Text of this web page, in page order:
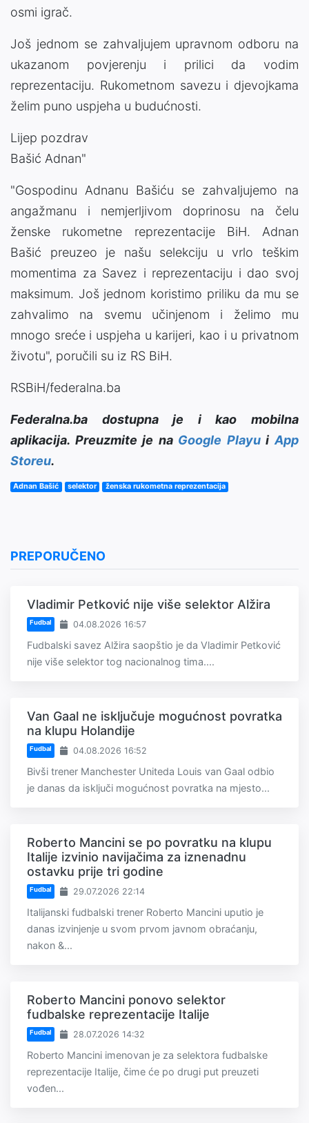
osmi igrač.
Još jednom se zahvaljujem upravnom odboru na
ukazanom povjerenju i prilici da vodim
reprezentaciju. Rukometnom savezu i djevojkama
želim puno uspjeha u budućnosti.
Lijep pozdrav
Bašić Adnan"
"Gospodinu Adnanu Bašiću se zahvaljujemo na
angažmanu i nemjerljivom doprinosu na čelu
ženske rukometne reprezentacije BiH. Adnan
Bašić preuzeo je našu selekciju u vrlo teškim
momentima za Savez i reprezentaciju i dao svoj
maksimum. Još jednom koristimo priliku da mu se
zahvalimo na svemu učinjenom i želimo mu
mnogo sreće i uspjeha u karijeri, kao i u privatnom
životu", poručili su iz RS BiH.
RSBiH/federalna.ba
Federalna.ba dostupna je i kao mobilna
aplikacija. Preuzmite je na Google PlayuiApp
Storeu.
Adnan Bašić selektor ženska rukometna reprezentacija
PREPORUČENO
Vladimir Petković nije više selektor Alžira
Fudbal 04.08.2026 16:57
Fudbalski savez Alžira saopštio je da Vladimir Petković
nije više selektor tog nacionalnog tima....
Van Gaal ne isključuje mogućnost povratka
na klupu Holandije
Fudbal 04.08.2026 16:52
Bivši trener Manchester Uniteda Louis van Gaal odbio
je danas da isključi mogućnost povratka na mjesto...
Roberto Mancini se po povratku na klupu
Italije izvinio navijačima za iznenadnu
ostavku prije tri godine
Fudbal 29.07.2026 22:14
Italijanski fudbalski trener Roberto Mancini uputio je
danas izvinjenje u svom prvom javnom obraćanju,
nakon &...
Roberto Mancini ponovo selektor
fudbalske reprezentacije Italije
Fudbal 28.07.2026 14:32
Roberto Mancini imenovan je za selektora fudbalske
reprezentacije Italije, čime će po drugi put preuzeti
vođen...